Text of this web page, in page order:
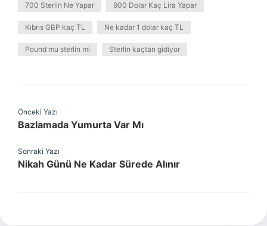
700 Sterlin Ne Yapar 900 Dolar Kaç Lira Yapar
Kıbrıs GBP kaç TL Ne kadar 1 dolar kaç TL
Pound mu sterlin mi Sterlin kaçtan gidiyor
Önceki Yazı
Bazlamada Yumurta Var Mı
Sonraki Yazı
Nikah Günü Ne Kadar Sürede Alınır